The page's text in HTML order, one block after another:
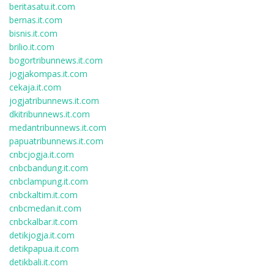
beritasatu.it.com
bernas.it.com
bisnis.it.com
brilio.it.com
bogortribunnews.it.com
jogjakompas.it.com
cekaja.it.com
jogjatribunnews.it.com
dkitribunnews.it.com
medantribunnews.it.com
papuatribunnews.it.com
cnbcjogja.it.com
cnbcbandung.it.com
cnbclampung.it.com
cnbckaltim.it.com
cnbcmedan.it.com
cnbckalbar.it.com
detikjogja.it.com
detikpapua.it.com
detikbali.it.com